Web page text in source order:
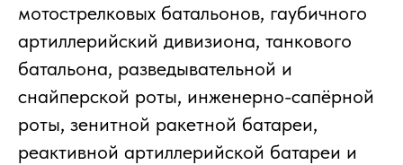
мотострелковых батальонов, гаубичного
артиллерийский дивизиона, танкового
батальона, разведывательной и
снайперской роты, инженерно-сапёрной
роты, зенитной ракетной батареи,
реактивной артиллерийской батареи и